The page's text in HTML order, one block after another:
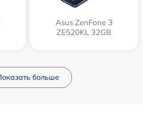
Asus ZenFone 3
ZE520KL 32GB
больше